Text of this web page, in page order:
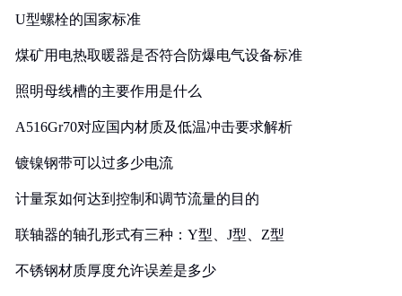
U型螺栓的国家标准
煤矿用电热取暖器是否符合防爆电气设备标准
照明母线槽的主要作用是什么
A516Gr70对应国内材质及低温冲击要求解析
镀镍钢带可以过多少电流
计量泵如何达到控制和调节流量的目的
联轴器的轴孔形式有三种：Y型、J型、Z型
不锈钢材质厚度允许误差是多少